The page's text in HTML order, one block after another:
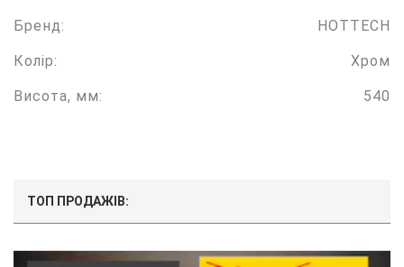
Бренд: HOTTECH
Колір: Хром
Висота, мм: 540
ТОП ПРОДАЖІВ: